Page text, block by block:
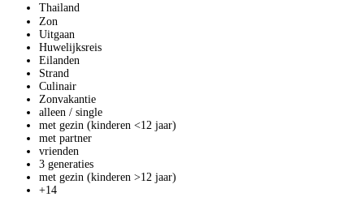
Thailand
Zon
Uitgaan
Huwelijksreis
Eilanden
Strand
Culinair
Zonvakantie
alleen / single
met gezin (kinderen <12 jaar)
met partner
vrienden
3 generaties
met gezin (kinderen >12 jaar)
+14